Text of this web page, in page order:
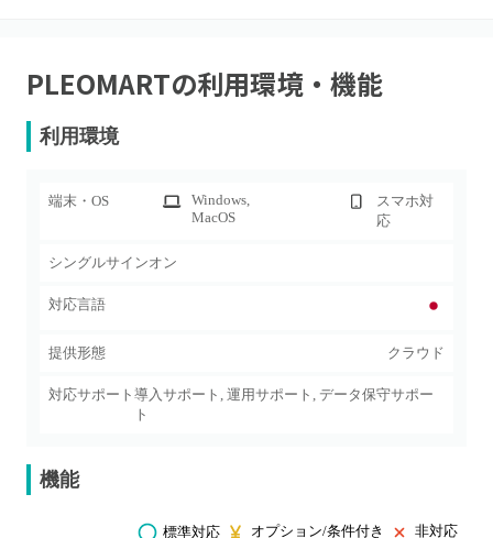
PLEOMARTの利用環境・機能
利用環境
端末・OS Windows,
MacOS
スマホ対
応
シングルサインオン
対応言語
提供形態 クラウド
対応サポート 導入サポート, 運用サポート, データ保守サポー
ト
機能
標準対応 オプション/条件付き 非対応